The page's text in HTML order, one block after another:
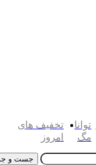
توانا
مگ
تخفیف های
امروز
جست و